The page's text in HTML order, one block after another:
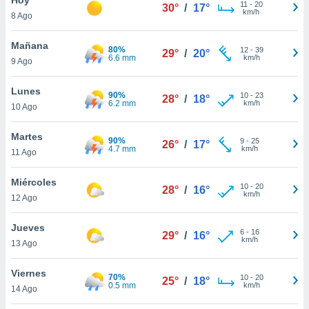
y
en
más
de
8 Ago
30° / 17° 11 - 20
km/h
Mañana
9 Ago
80%
6.6 mm
29° / 20° 12- 39
km/h
Lunes
10 Ago
90%
6.2 mm
28° / 18° 10- 23
km/h
Martes
11 Ago
90%
4.7 mm
26° / 17° 9- 25
km/h
Miércoles
12 Ago
28° / 16° 10- 20
km/h
Jueves
13 Ago
29° / 16° 6- 16
km/h
Viernes
14 Ago
70%
0.5 mm
25° / 18° 10- 20
km/h